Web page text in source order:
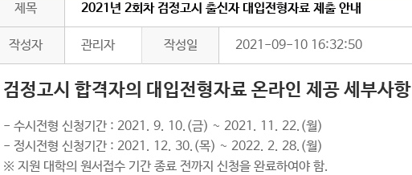
제목 2021년 2회차 검정고시 출신자 대입전형자료 제출 안내
작성자 관리자 작성일 2021-09-10 16:32:50
검정고시 합격자의 대입전형자료 온라인 제공 세부사항
- 수시전형 신청기간 : 2021. 9. 10.(금) ~ 2021. 11. 22.(월)
- 정시전형 신청기간 : 2021. 12. 30.(목) ~ 2022. 2. 28.(월)
※ 지원 대학의 원서접수 기간 종료 전까지 신청을 완료하여야 함.